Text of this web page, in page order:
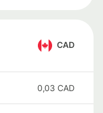
CAD
0,03 CAD